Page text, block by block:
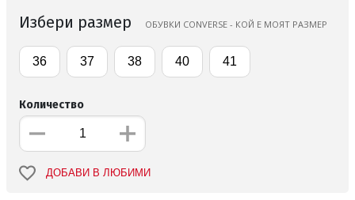
Избери размер ОБУВКИ CONVERSE - КОЙ Е МОЯТ РАЗМЕР
36 37 38 40 41
Количество
ДОБАВИ В ЛЮБИМИ